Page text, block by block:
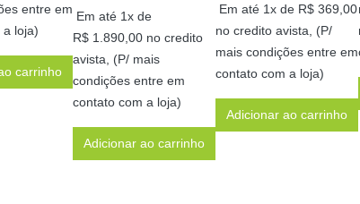
entre em
a loja)
carrinho
Em até 1x de
R$ 1.890,00 no credito
avista, (P/ mais
condições entre em
contato com a loja)
Adicionar ao carrinho
Em até 1x de R$ 369,00
no credito avista, (P/
mais condições entre em
contato com a loja)
Adicionar ao carrinho